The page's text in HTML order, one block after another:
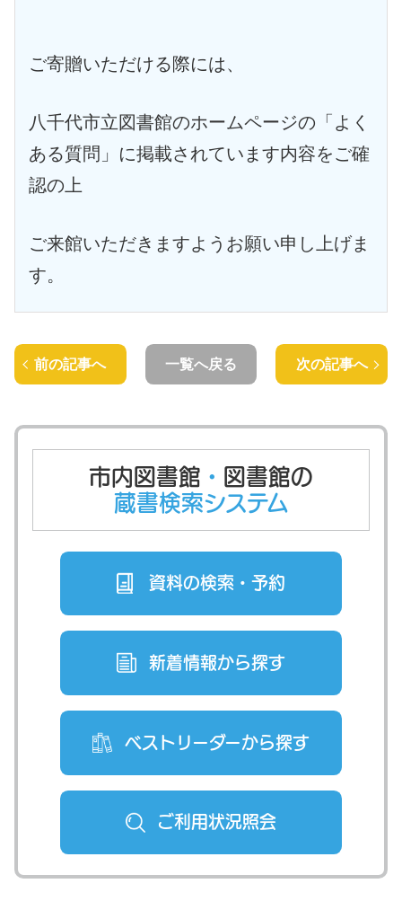
ご寄贈いただける際には、
八千代市立図書館のホームページの「よく
ある質問」に掲載されています内容をご確
認の上
ご来館いただきますようお願い申し上げま
す。
前の記事へ 一覧へ戻る 次の記事へ
市内図書館 ・ 図書館の
蔵書検索システム
資料の検索・ 予約
新着情報から探す
ベストリーダーから探す
ご利用状況照会